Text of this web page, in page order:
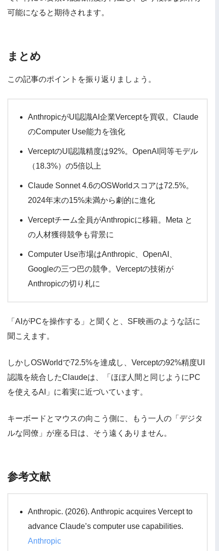
可能になると期待されます。
まとめ
この記事のポイントを振り返りましょう。
AnthropicがUI認識AI企業Verceptを買収。Claude
のComputer Use能力を強化
VerceptのUI認識精度は92%。OpenAI同等モデル
（18.3%）の5倍以上
Claude Sonnet 4.6のOSWorldスコアは72.5%。
2024年末の15%未満から劇的に進化
Verceptチーム全員がAnthropicに移籍。Meta と
の人材獲得競争も背景に
Computer Use市場はAnthropic、OpenAI、
Googleの三つ巴の競争。Verceptの技術が
Anthropicの切り札に
「AIがPCを操作する」と聞くと、SF映画のような話に
聞こえます。
しかしOSWorldで72.5%を達成し、Verceptの92%精度UI
認識を統合したClaudeは、「ほぼ人間と同じようにPC
を使えるAI」に着実に近づいています。
キーボードとマウスの向こう側に、もう一人の「デジタ
ルな同僚」が座る日は、そう遠くありません。
参考文献
Anthropic. (2026). Anthropic acquires Vercept to
advance Claude’s computer use capabilities.
Anthropic